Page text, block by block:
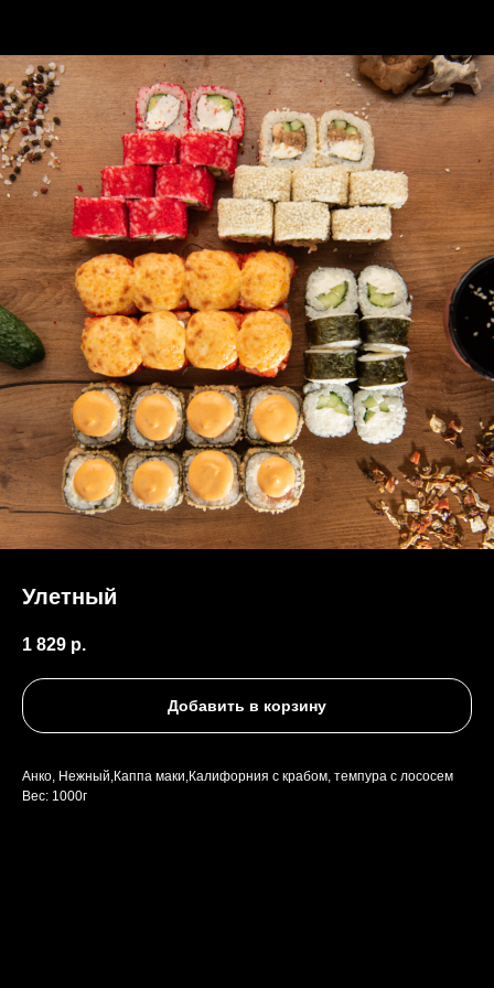
Улетный
1 829 р.
Добавить в корзину
Анко, Нежный,Каппа маки,Калифорния с крабом, темпура с лососем
Вес: 1000г